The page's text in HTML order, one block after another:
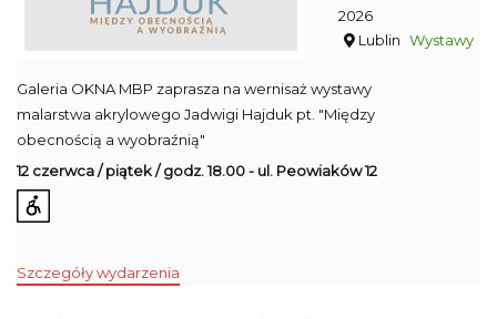
2026
Lublin Wystawy
Galeria OKNA MBP zaprasza na wernisaż wystawy
malarstwa akrylowego Jadwigi Hajduk pt. "Między
obecnością a wyobraźnią"
12 czerwca / piątek / godz. 18.00 - ul. Peowiaków 12
Szczegóły wydarzenia